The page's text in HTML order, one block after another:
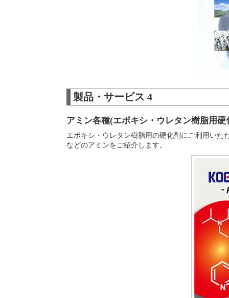
製品・サービス 4
アミン各種(エポキシ・ウレタン樹脂用
エポキシ・ウレタン樹脂用の硬化剤にご利用いた
などのアミンをご紹介します。